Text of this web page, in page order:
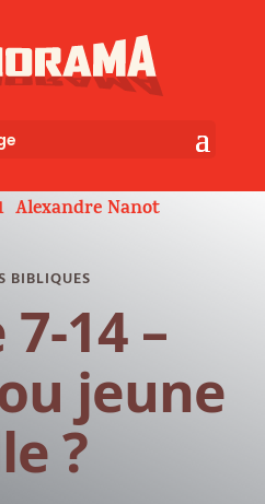
Alexandre Nanot
BIBLIQUES
7-14 –
jeune
?